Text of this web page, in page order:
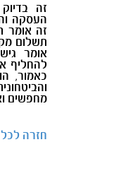
זה
העסקה
זה אומר
תשלום
אומר
להחליף
כאמור,
מחפשים
חזרה